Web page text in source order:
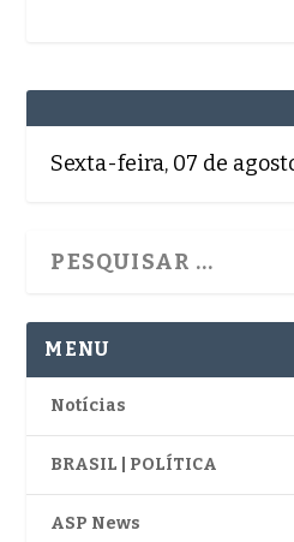
Sexta-feira, 07 de
MENU
Notícias
BRASIL | POLÍTICA
ASP News